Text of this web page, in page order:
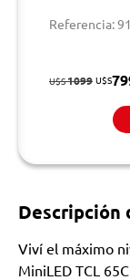
Referencia:
U$S1099 U$S
Descripción
Viví el máximo
MiniLED TCL